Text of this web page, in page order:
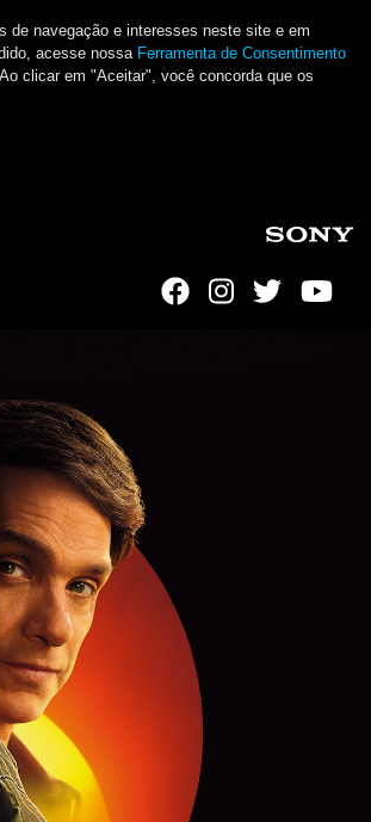
de navegação e interesses neste site e em
acesse nossa Ferramenta de Consentimento
clicar em "Aceitar", você concorda que os
Social Links